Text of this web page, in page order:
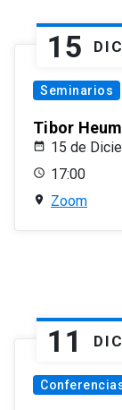
15 DIC
Seminarios
Tibor
15 de
17:00
Zoom
11 DIC